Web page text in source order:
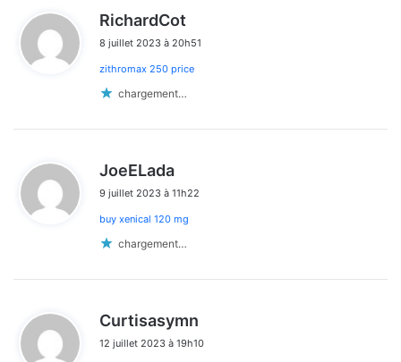
RichardCot
t
8 juillet 2023 à 20h51
zithromax 250 price
chargement…
JoeELada
t
9 juillet 2023 à 11h22
buy xenical 120 mg
chargement…
Curtisasymn
t
12 juillet 2023 à 19h10